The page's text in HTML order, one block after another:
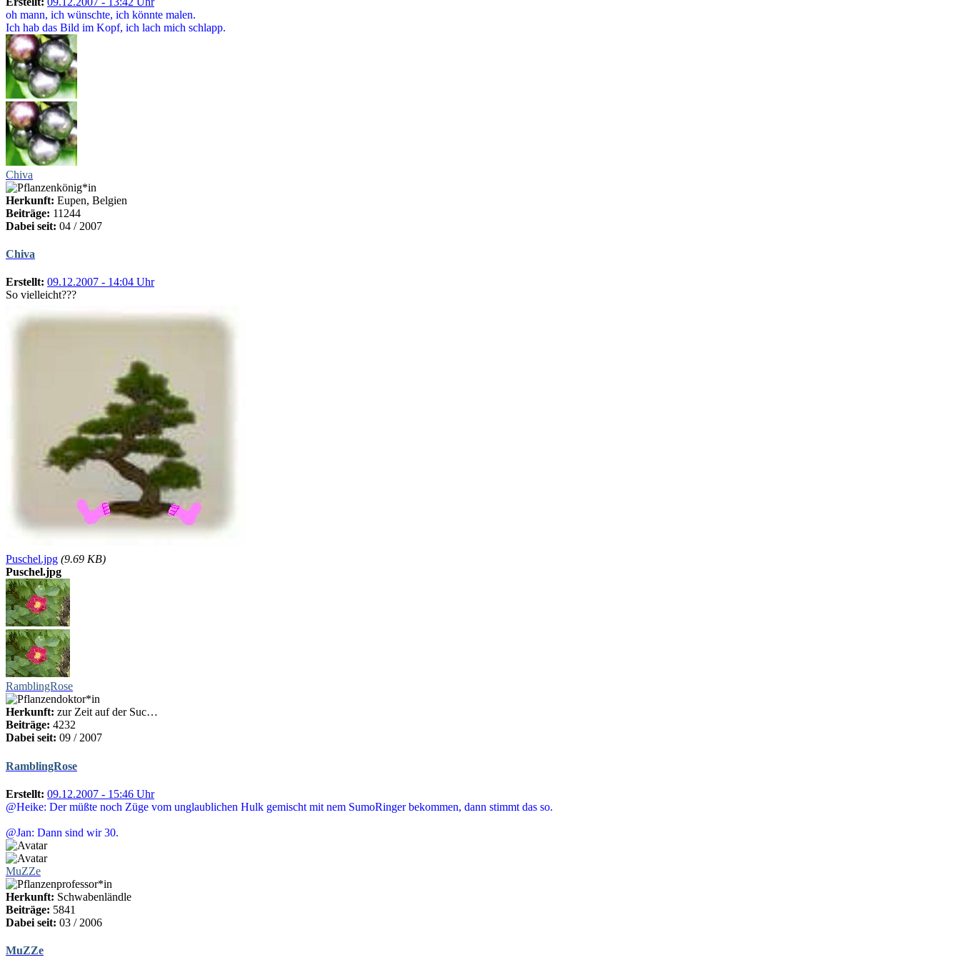
oh mann, ich wünschte, ich könnte malen.
Ich hab das Bild im Kopf, ich lach mich schlapp.
Chiva
Herkunft: Eupen, Belgien
Beiträge: 11244
Dabei seit: 04 / 2007
Chiva
Erstellt: 09.12.2007 - 14:04 Uhr
So vielleicht???
Puschel.jpg (9.69 KB)
Puschel.jpg
RamblingRose
Herkunft: zur Zeit auf der Suc…
Beiträge: 4232
Dabei seit: 09 / 2007
RamblingRose
Erstellt: 09.12.2007 - 15:46 Uhr
@Heike: Der müßte noch Züge vom unglaublichen Hulk gemischt mit nem SumoRinger bekommen, dann stimmt das so.
@Jan: Dann sind wir 30.
MuZZe
Herkunft: Schwabenländle
Beiträge: 5841
Dabei seit: 03 / 2006
MuZZe